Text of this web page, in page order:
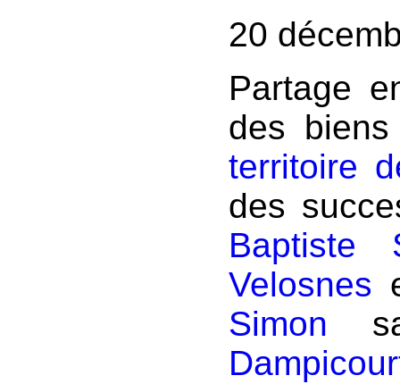
20
Partage
des
territoire
des
Baptiste
Velosnes
Simon